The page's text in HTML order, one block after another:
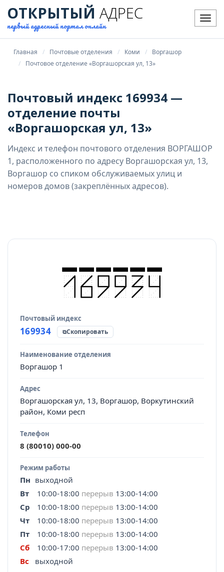
ОТКРЫТЫЙ АДРЕС
первый адресный портал онлайн
Главная Почтовые отделения Коми
Воргашор
Почтовое отделение «Воргашорская ул, 13»
Почтовый индекс 169934 —
отделение почты
«Воргашорская ул, 13»
Индекс и телефон почтового отделения ВОРГАШОР
1, расположенного по адресу Воргашорская ул, 13,
Воргашор со спиком обслуживаемых улиц и
номеров домов (закреплённых адресов).
Почтовый индекс
169934 Скопировать
Наименование отделения
Воргашор 1
Адрес
Воргашорская ул, 13, Воргашор, Воркутинский
район, Коми респ
Телефон
8 (80010) 000-00
Режим работы
Пн выходной
Вт
10:00-18:00 перерыв 13:00-14:00
Ср
10:00-18:00 перерыв 13:00-14:00
Чт
10:00-18:00 перерыв 13:00-14:00
Пт
10:00-18:00 перерыв 13:00-14:00
Сб
10:00-17:00 перерыв 13:00-14:00
Вс
выходной
Источник данных